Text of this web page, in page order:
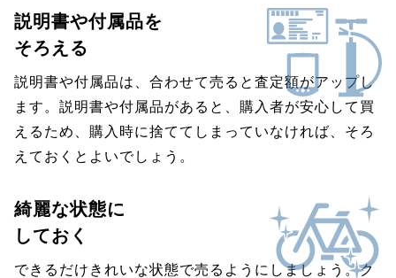
説明書や付属品を
そろえる
説明書や付属品は、合わせて売ると査定額がアップし
ます。説明書や付属品があると、購入者が安心して買
えるため、購入時に捨ててしまっていなければ、そろ
えておくとよいでしょう。
綺麗な状態に
しておく
できるだけきれいな状態で売るようにしましょう。ク